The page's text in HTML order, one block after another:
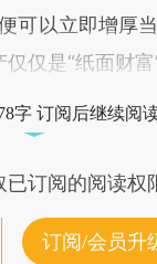
可以立即增厚
仅是“纸面财富”
字 订阅后继续阅
订阅的阅读权
订阅/会员升